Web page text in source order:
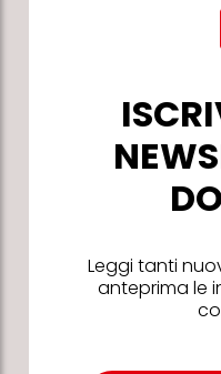
Leggi tanti
anteprima le